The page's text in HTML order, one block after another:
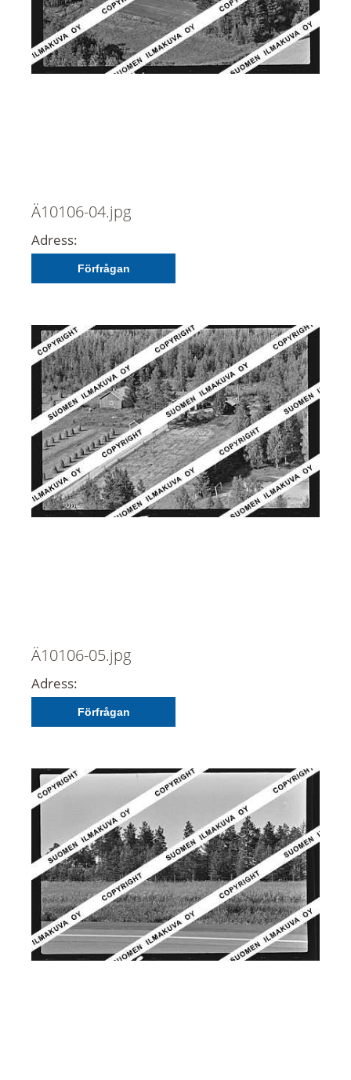
Ä10106-04.jpg
Adress:
Förfrågan
Ä10106-05.jpg
Adress:
Förfrågan